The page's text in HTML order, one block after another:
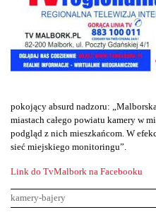
pokojący absurd nadzoru:
miastach całego powiatu kamery w
podgląd z nich mieszkańcom. W
sieć miejskiego monitoringu”.
Link do TvMalbork na Facebooku
kamery-bajery